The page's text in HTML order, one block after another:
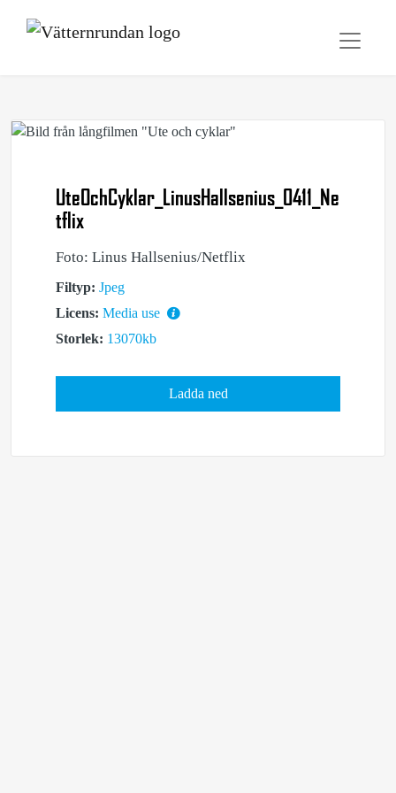
UteOchCyklar_LinusHallsenius_0411_Ne
tflix
Foto: Linus Hallsenius/Netflix
Filtyp: Jpeg
Licens: Media use
Storlek: 13070kb
Ladda ned